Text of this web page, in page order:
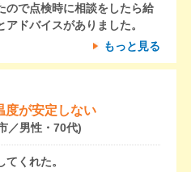
ので点検時に相談をしたら給
ドバイスがありました。
もっと見る
度が安定しない
／男性・70代)
くれた。